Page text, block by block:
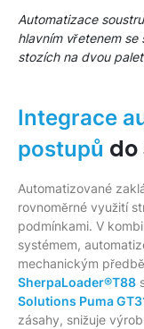
Automatizace
hlavním vřetenem
stozích na dvou
Integrace
postupů do
Automatizované
rovnoměrné využití
podmínkami. V
systémem,
mechanickým
SherpaLoader®T88
Solutions Puma
zásahy, snižuje